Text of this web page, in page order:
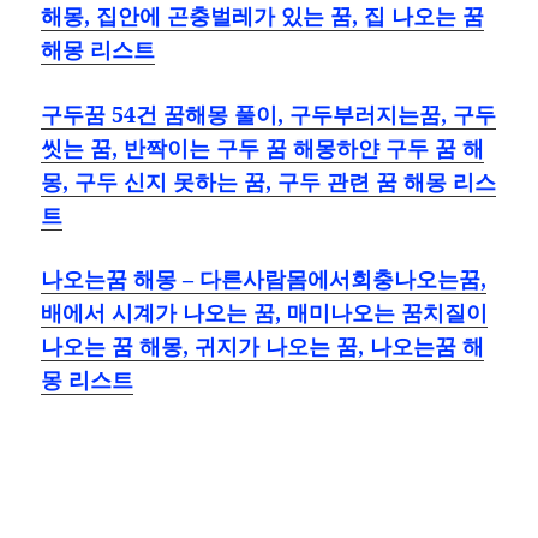
해몽, 집안에 곤충벌레가 있는 꿈, 집 나오는 꿈
해몽 리스트
구두꿈 54건 꿈해몽 풀이, 구두부러지는꿈, 구두
씻는 꿈, 반짝이는 구두 꿈 해몽하얀 구두 꿈 해
몽, 구두 신지 못하는 꿈, 구두 관련 꿈 해몽 리스
트
나오는꿈 해몽 – 다른사람몸에서회충나오는꿈,
배에서 시계가 나오는 꿈, 매미나오는 꿈치질이
나오는 꿈 해몽, 귀지가 나오는 꿈, 나오는꿈 해
몽 리스트